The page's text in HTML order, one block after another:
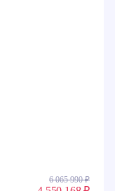
6 065 990 ₽